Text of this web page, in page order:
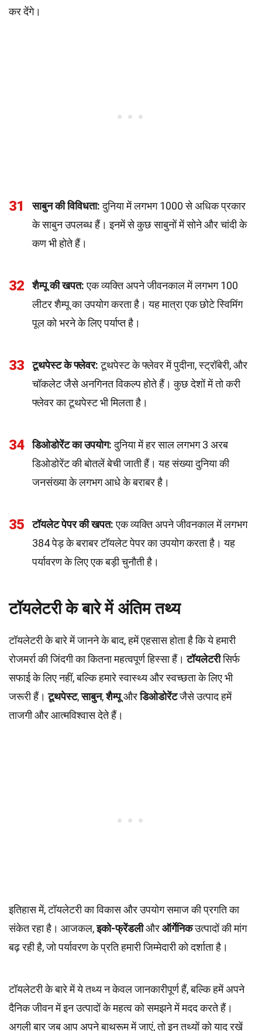
कर देंगे।
31 साबुन की विविधता:दुनिया में लगभग 1000 से अधिक प्रकार
के साबुन उपलब्ध हैं। इनमें से कुछ साबुनों में सोने और चांदी के
कण भी होते हैं।
32 शैम्पू की खपत:एक व्यक्ति अपने जीवनकाल में लगभग 100
लीटर शैम्पू का उपयोग करता है। यह मात्रा एक छोटे स्विमिंग
पूल को भरने के लिए पर्याप्त है।
33 टूथपेस्ट के फ्लेवर:टूथपेस्ट के फ्लेवर में पुदीना, स्ट्रॉबेरी, और
चॉकलेट जैसे अनगिनत विकल्प होते हैं। कुछ देशों में तो करी
फ्लेवर का टूथपेस्ट भी मिलता है।
34 डिओडोरेंट का उपयोग:दुनिया में हर साल लगभग 3 अरब
डिओडोरेंट की बोतलें बेची जाती हैं। यह संख्या दुनिया की
जनसंख्या के लगभग आधे के बराबर है।
35 टॉयलेट पेपर की खपत:एक व्यक्ति अपने जीवनकाल में लगभग
384 पेड़ के बराबर टॉयलेट पेपर का उपयोग करता है। यह
पर्यावरण के लिए एक बड़ी चुनौती है।
टॉयलेटरी के बारे में अंतिम तथ्य
टॉयलेटरी के बारे में जानने के बाद, हमें एहसास होता है कि ये हमारी
रोजमर्रा की जिंदगी का कितना महत्वपूर्ण हिस्सा हैं।टॉयलेटरीसिर्फ
सफाई के लिए नहीं, बल्कि हमारे स्वास्थ्य और स्वच्छता के लिए भी
जरूरी हैं।टूथपेस्ट,साबुन,शैम्पूऔरडिओडोरेंटजैसे उत्पाद हमें
ताजगी और आत्मविश्वास देते हैं।
इतिहास में, टॉयलेटरी का विकास और उपयोग समाज की प्रगति का
संकेत रहा है। आजकल,इको-फ्रेंडलीऔरऑर्गेनिकउत्पादों की मांग
बढ़ रही है, जो पर्यावरण के प्रति हमारी जिम्मेदारी को दर्शाता है।
टॉयलेटरी के बारे में ये तथ्य न केवल जानकारीपूर्ण हैं, बल्कि हमें अपने
दैनिक जीवन में इन उत्पादों के महत्व को समझने में मदद करते हैं।
अगली बार जब आप अपने बाथरूम में जाएं, तो इन तथ्यों को याद रखें